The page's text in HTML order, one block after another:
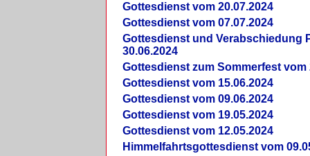
Gottesdienst vom 20.07.2024
Gottesdienst vom 07.07.2024
Gottesdienst und Verabschiedung
30.06.2024
Gottesdienst zum Sommerfest vom
Gottesdienst vom 15.06.2024
Gottesdienst vom 09.06.2024
Gottesdienst vom 19.05.2024
Gottesdienst vom 12.05.2024
Himmelfahrtsgottesdienst vom